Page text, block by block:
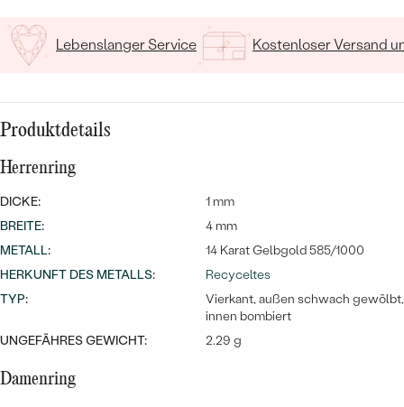
Bestseller
Lebenslanger Service Kostenloser Versand
Produktdetails
Herrenring
DICKE:
1 mm
BREITE:
4 mm
METALL:
14 Karat Gelbgold 585/1000
HERKUNFT DES METALLS:
Recyceltes
TYP:
Vierkant, außen schwach gewölbt,
innen bombiert
UNGEFÄHRES GEWICHT:
2.29 g
Damenring